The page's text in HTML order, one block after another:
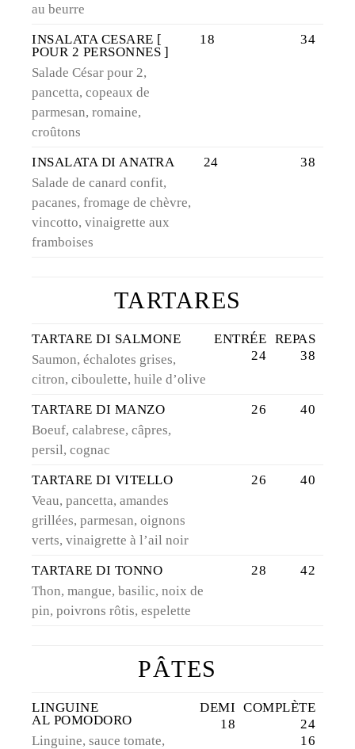
au beurre
INSALATA CESARE [
POUR 2 PERSONNES ]
Salade César pour 2,
pancetta, copeaux de
parmesan, romaine,
croûtons
18 34
INSALATA DI ANATRA
Salade de canard confit,
pacanes, fromage de chèvre,
vincotto, vinaigrette aux
framboises
24 38
TARTARES
TARTARE DI SALMONE
Saumon, échalotes grises,
citron, ciboulette, huile d’olive
ENTRÉE
24
REPAS
38
TARTARE DI MANZO
Boeuf, calabrese, câpres,
persil, cognac
26 40
TARTARE DI VITELLO
Veau, pancetta, amandes
grillées, parmesan, oignons
verts, vinaigrette à l’ail noir
26 40
TARTARE DI TONNO
Thon, mangue, basilic, noix de
pin, poivrons rôtis, espelette
28 42
PÂTES
LINGUINE
AL POMODORO
Linguine, sauce tomate,
DEMI
18
COMPLÈTE
24
16